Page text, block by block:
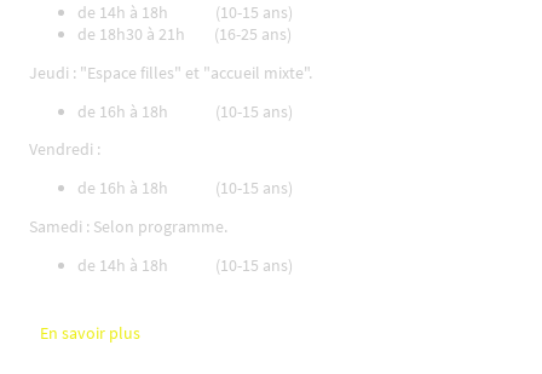
de 14h à 18h (10-15 ans)
de 18h30 à 21h (16-25 ans)
Jeudi : "Espace filles" et "accueil mixte".
de 16h à 18h (10-15 ans)
Vendredi :
de 16h à 18h (10-15 ans)
Samedi : Selon programme.
de 14h à 18h (10-15 ans)
En savoir plus